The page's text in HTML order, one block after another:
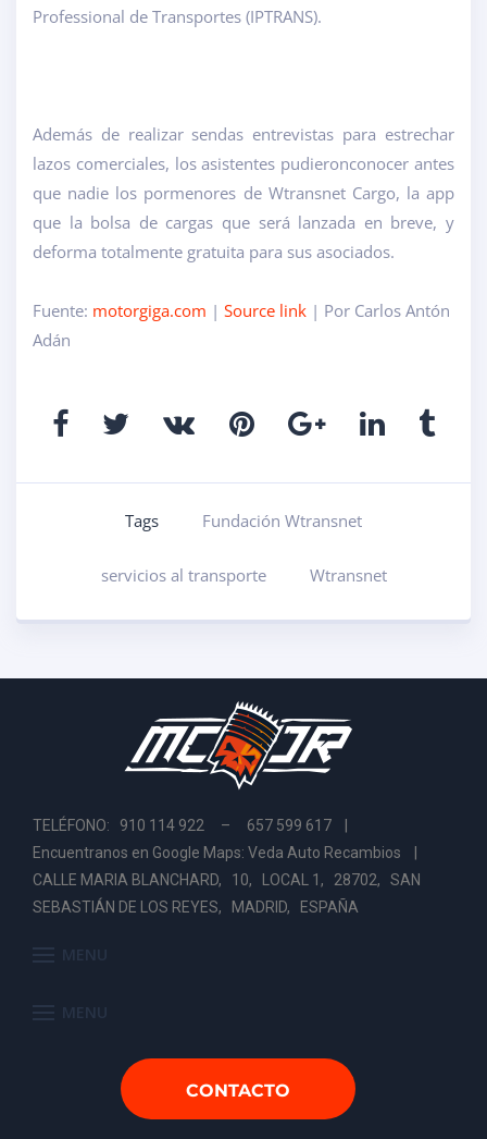
Professional de Transportes (IPTRANS).
Además de realizar sendas entrevistas para estrechar
lazos comerciales, los asistentes pudieronconocer antes
que nadie los pormenores de Wtransnet Cargo, la app
que la bolsa de cargas que será lanzada en breve, y
deforma totalmente gratuita para sus asociados.
Fuente: motorgiga.com | Source link | Por Carlos Antón
Adán
Tags Fundación Wtransnet
servicios al transporte Wtransnet
TELÉFONO: 910 114 922 – 657 599 617 |
Encuentranos en Google Maps: Veda Auto Recambios
CALLE MARIA BLANCHARD, 10, LOCAL 1, 28702, SAN
SEBASTIÁN DE LOS REYES, MADRID, ESPAÑA
MENU
MENU
CONTACTO